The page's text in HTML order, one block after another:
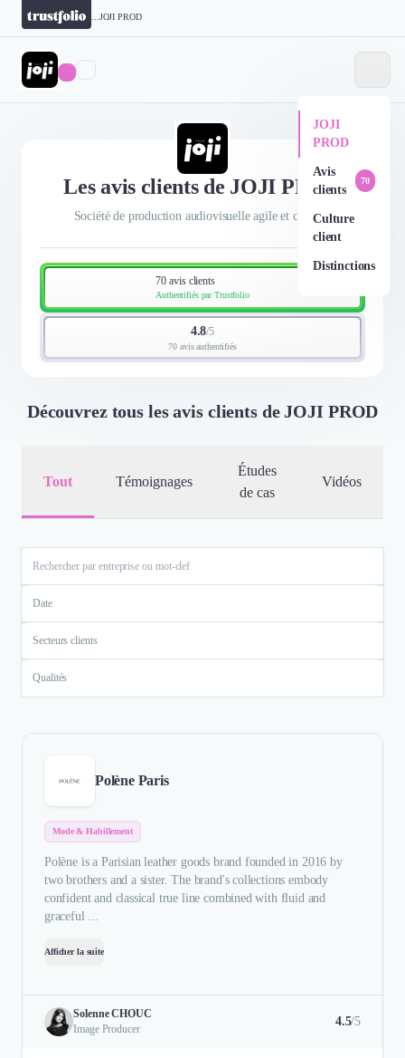
JOJI PROD
JOJI
PROD
Avis
clients
70
Culture
client
Distinctions
Les avis clients de JOJI PROD
Société de production audiovisuelle agile et créative
70 avis clients
Authentifiés par Trustfolio
4.8/5
70 avis authentifiés
Découvrez tous les avis clients de JOJI PROD
Tout Témoignages
Études
de cas
Vidéos
Date
Secteurs clients
Qualités
Polène Paris
Mode & Habillement
Polène is a Parisian leather goods brand founded in 2016 by
two brothers and a sister. The brand's collections embody
confident and classical true line combined with fluid and
graceful ...
Afficher la suite
Solenne CHOUC
Image Producer
4.5/5